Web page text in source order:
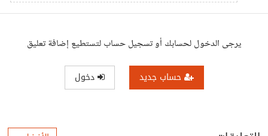
يرجى الدخول لحسابك أو تسجيل حساب لتستطيع إضافة تعليق
حساب جديد دخول